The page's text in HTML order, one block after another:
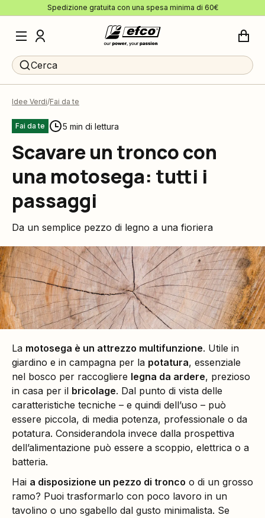
Spedizione gratuita con una spesa minima di 60€
Cerca
Idee Verdi Fai da te
Fai da te 5 min di lettura
Scavare un tronco con
una motosega: tutti i
passaggi
Da un semplice pezzo di legno a una fioriera
La motosega è un attrezzo multifunzione. Utile in
giardino e in campagna per la potatura, essenziale
nel bosco per raccogliere legna da ardere, prezioso
in casa per il bricolage. Dal punto di vista delle
caratteristiche tecniche – e quindi dell’uso – può
essere piccola, di media potenza, professionale o da
potatura. Considerandola invece dalla prospettiva
dell’alimentazione può essere a scoppio, elettrica o a
batteria.
Hai a disposizione un pezzo di tronco o di un grosso
ramo? Puoi trasformarlo con poco lavoro in un
tavolino o uno sgabello dal gusto minimalista. Se